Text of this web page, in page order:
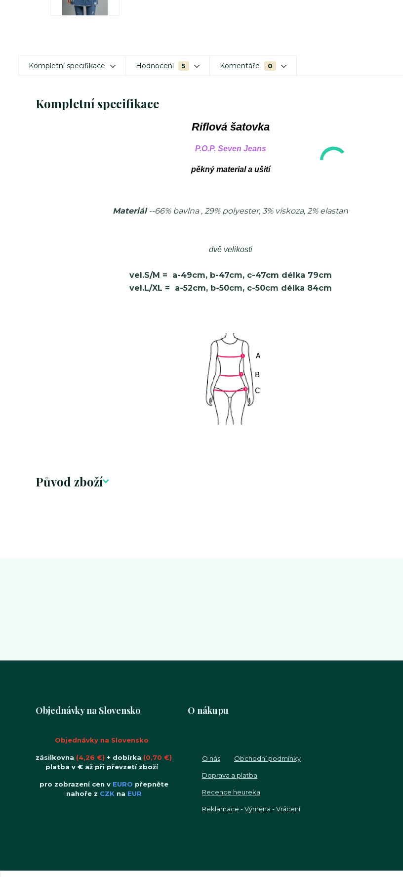
Kompletní specifikace Hodnocení 5 Komentáře 0
Kompletní specifikace
Riflová šatovka
P.O.P. Seven Jeans
pěkný material a ušití
Materiál--66% bavlna , 29% polyester, 3% viskoza, 2% elastan
dvě velikosti
vel.S/M = a-49cm, b-47cm, c-47cm délka 79cm
vel.L/XL = a-52cm, b-50cm, c-50cm délka 84cm
Původ zboží
Objednávky na Slovensko
Objednávky na Slovensko
zásilkovna (4,26 €) + dobírka (0,70 €)
platba v € až při převzetí zboží
pro zobrazení cen v EURO přepněte
nahoře z CZK na EUR
O nákupu
O nás Obchodní podmínky
Doprava a platba
Recence heureka
Reklamace - Výměna - Vrácení